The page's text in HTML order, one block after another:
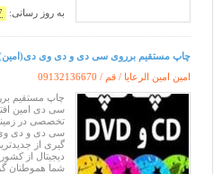
به روز رسانی: 7
چاپ مستقیم برروی سی دی و دی وی
امین امین الرعایا / قم / 09132136670
چاپ مستقیم
سی دی و دی وی
گیری از
دیجیتال از
شما هموطنان